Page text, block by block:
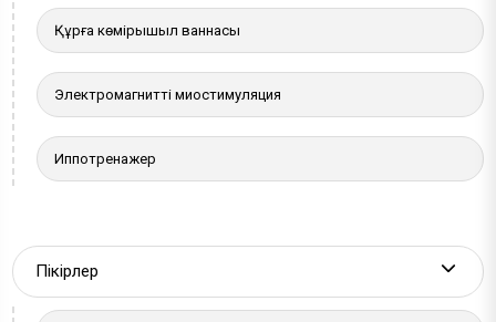
Құрғақ көмірқышқыл ваннасы
Электромагнитті миостимуляция
Иппотренажер
Пікірлер More